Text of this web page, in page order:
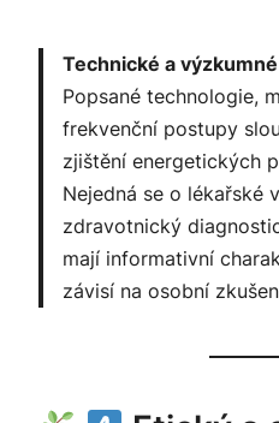
Technické a
Popsané technologie,
frekvenční postupy
zjištění energetických
Nejedná se o lékařské
zdravotnický
mají informativní
závisí na osobní